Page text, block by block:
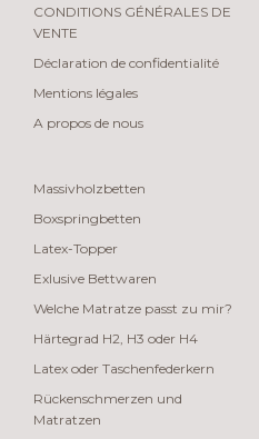
CONDITIONS GÉNÉRALES DE
VENTE
Déclaration de confidentialité
Mentions légales
A propos de nous
Massivholzbetten
Boxspringbetten
Latex-Topper
Exlusive Bettwaren
Welche Matratze passt zu mir?
Härtegrad H2, H3 oder H4
Latex oder Taschenfederkern
Rückenschmerzen und
Matratzen